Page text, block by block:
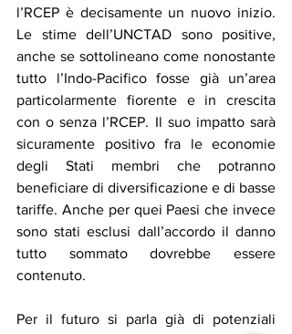
l’RCEP è decisamente un nuovo inizio.
Le stime dell’UNCTAD sono positive,
anche se sottolineano come nonostante
tutto l’Indo-Pacifico fosse già un’area
particolarmente fiorente e in crescita
con o senza l’RCEP. Il suo impatto sarà
sicuramente positivo fra le economie
degli Stati membri che potranno
beneficiare di diversificazione e di basse
tariffe. Anche per quei Paesi che invece
sono stati esclusi dall’accordo il danno
tutto sommato dovrebbe essere
contenuto.
Per il futuro si parla già di potenziali